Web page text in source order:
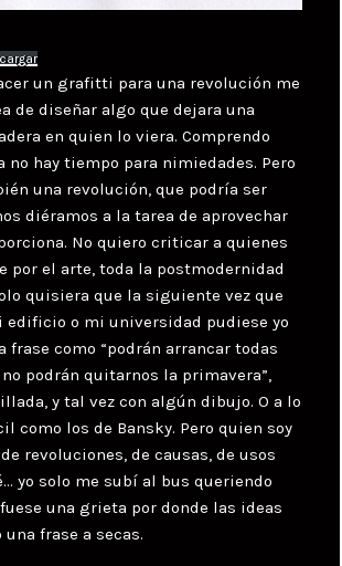
un grafitti para una revolución me
de diseñar algo que dejara una
en quien lo viera. Comprendo
no hay tiempo para nimiedades. Pero
una revolución, que podría ser
diéramos a la tarea de aprovechar
No quiero criticar a quienes
por el arte, toda la postmodernidad
quisiera que la siguiente vez que
edificio o mi universidad pudiese yo
frase como “podrán arrancar todas
podrán quitarnos la primavera”,
y tal vez con algún dibujo. O a lo
como los de Bansky. Pero quien soy
revoluciones, de causas, de usos
yo solo me subí al bus queriendo
una grieta por donde las ideas
frase a secas.